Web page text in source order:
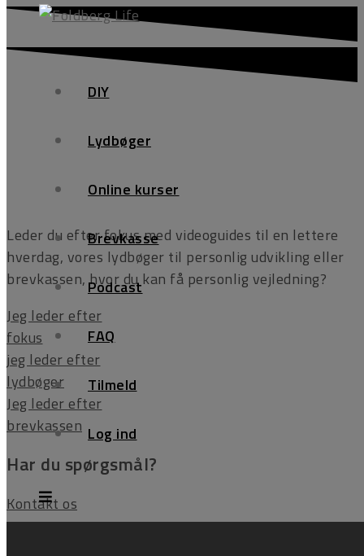
DIY
Lydbøger
Online kurser
Brevkasse
Podcast
FAQ
Tilmeld
Log ind
Ups!
Leder du efter fokus med videoguides til en lettere
hverdag, vores lydbøger til personlig udvikling eller
brevkassen, hvor du kan få personlig vejledning?
Jeg leder efter
fokus
jeg leder efter
lydbøger
Jeg leder efter
brevkassen
Har du spørgsmål?
Kontakt os